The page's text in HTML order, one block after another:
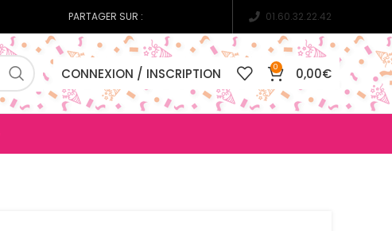
PARTAGER SUR : 01.60.32.22.42
CONNEXION / INSCRIPTION 0 0,00€